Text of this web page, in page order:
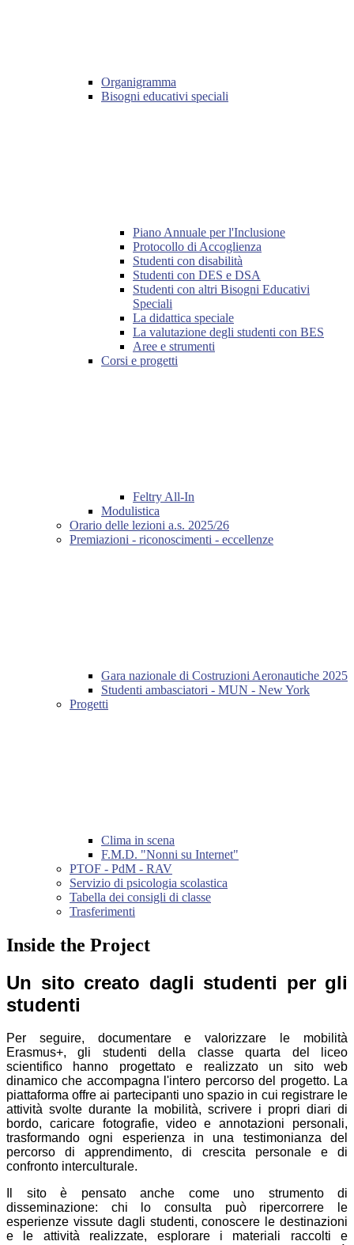
Organigramma
Bisogni educativi speciali
Piano Annuale per l'Inclusione
Protocollo di Accoglienza
Studenti con disabilità
Studenti con DES e DSA
Studenti con altri Bisogni Educativi
Speciali
La didattica speciale
La valutazione degli studenti con BES
Aree e strumenti
Corsi e progetti
Feltry All-In
Modulistica
Orario delle lezioni a.s. 2025/26
Premiazioni - riconoscimenti - eccellenze
Gara nazionale di Costruzioni Aeronautiche 2025
Studenti ambasciatori - MUN - New York
Progetti
Clima in scena
F.M.D. "Nonni su Internet"
PTOF - PdM - RAV
Servizio di psicologia scolastica
Tabella dei consigli di classe
Trasferimenti
Inside the Project
Un sito creato dagli studenti per gli
studenti
Per seguire, documentare e valorizzare le mobilità
Erasmus+, gli studenti della classe quarta del liceo
scientifico hanno progettato e realizzato un sito web
dinamico che accompagna l'intero percorso del progetto. La
piattaforma offre ai partecipanti uno spazio in cui registrare le
attività svolte durante la mobilità, scrivere i propri diari di
bordo, caricare fotografie, video e annotazioni personali,
trasformando ogni esperienza in una testimonianza del
percorso di apprendimento, di crescita personale e di
confronto interculturale.
Il sito è pensato anche come uno strumento di
disseminazione: chi lo consulta può ripercorrere le
esperienze vissute dagli studenti, conoscere le destinazioni
e le attività realizzate, esplorare i materiali raccolti e